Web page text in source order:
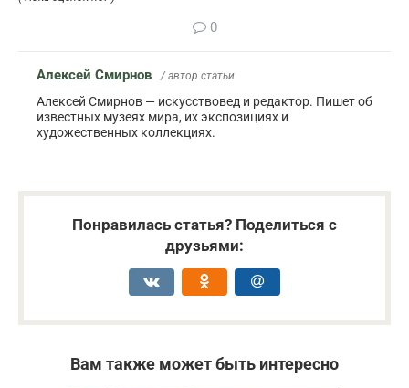
0
Алексей Смирнов / автор статьи
Алексей Смирнов — искусствовед и редактор. Пишет об
известных музеях мира, их экспозициях и
художественных коллекциях.
Понравилась статья? Поделиться с
друзьями:
Вам также может быть интересно